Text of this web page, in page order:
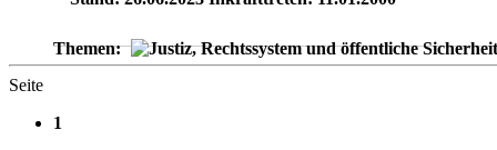
Themen:
Seite
1